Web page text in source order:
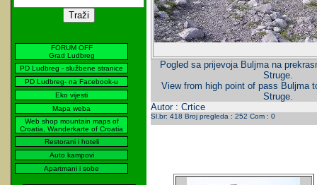
FORUM OFF
Grad Ludbreg
PD Ludbreg - službene stranice
PD Ludbreg- na Facebook-u
Eko vijesti
Mapa weba
Web shop mountain maps of
Croatia, Wanderkarte of Croatia
Restorani i hoteli
Auto kampovi
Apartmani i sobe
Pogled sa prijevoja Buljma na
Struge.
View from high point of pass Buljma
Struge.
Autor : Crtice
Sl.br: 418 Broj pregleda : 252 Com : 0